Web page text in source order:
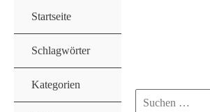
springen
Startseite
Schlagwörter
Kategorien
Search